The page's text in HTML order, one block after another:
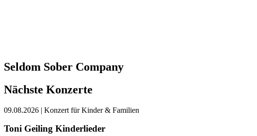
Seldom Sober Company
Nächste Konzerte
09.08.2026 | Konzert für Kinder & Familien
Toni Geiling Kinderlieder